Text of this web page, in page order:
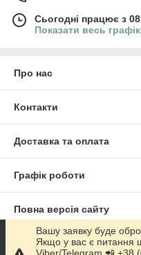
Сьогодні працює з
Показати весь
Про нас
Контакти
Доставка та оплата
Графік роботи
Повна версія сайту
Сайт створено на
Вашу заявку буде
Якщо у вас є питання